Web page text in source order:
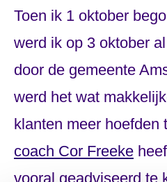
Toen ik 1 oktober
werd ik op 3 oktober
door de gemeente
werd het wat
klanten meer hoefden
coach Cor Freeke
vooral geadviseerd te